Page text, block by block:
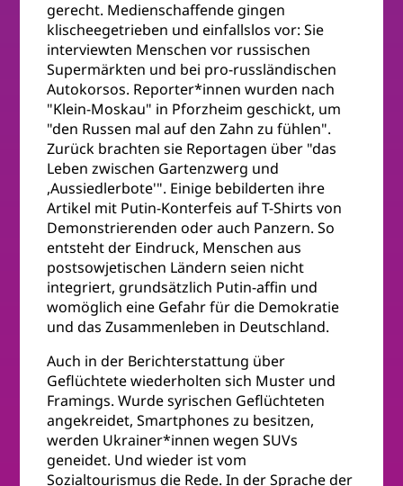
gerecht. Medienschaffende gingen
klischeegetrieben und einfallslos vor: Sie
interviewten Menschen vor russischen
Supermärkten und bei pro-russländischen
Autokorsos. Reporter*innen wurden nach
"Klein-Moskau" in Pforzheim geschickt, um
"den Russen mal auf den Zahn zu fühlen".
Zurück brachten sie Reportagen über "das
Leben zwischen Gartenzwerg und
,Aussiedlerbote'". Einige bebilderten ihre
Artikel mit Putin-Konterfeis auf T-Shirts von
Demonstrierenden oder auch Panzern. So
entsteht der Eindruck, Menschen aus
postsowjetischen Ländern seien nicht
integriert, grundsätzlich Putin-affin und
womöglich eine Gefahr für die Demokratie
und das Zusammenleben in Deutschland.
Auch in der Berichterstattung über
Geflüchtete wiederholten sich Muster und
Framings. Wurde syrischen Geflüchteten
angekreidet, Smartphones zu besitzen,
werden Ukrainer*innen wegen SUVs
geneidet. Und wieder ist vom
Sozialtourismus die Rede. In der Sprache der